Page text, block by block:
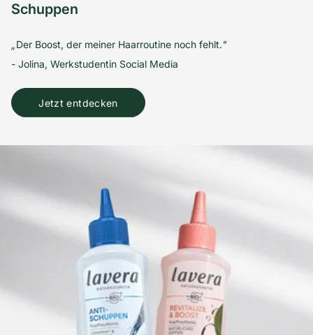
Schuppen
„Der Boost, der meiner Haarroutine noch fehlt."
- Jolina, Werkstudentin Social Media
Jetzt entdecken